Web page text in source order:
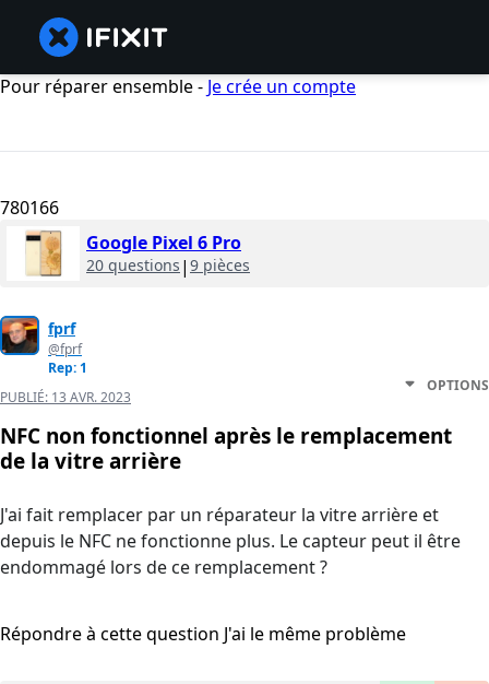
Pour réparer ensemble - Je crée un compte
780166
Google Pixel 6 Pro
20 questions | 9 pièces
fprf
@fprf
Rep: 1
PUBLIÉ: 13 AVR. 2023
OPTIONS
NFC non fonctionnel après le remplacement
de la vitre arrière
J'ai fait remplacer par un réparateur la vitre arrière et
depuis le NFC ne fonctionne plus. Le capteur peut il être
endommagé lors de ce remplacement ?
Répondre à cette question J'ai le même problème